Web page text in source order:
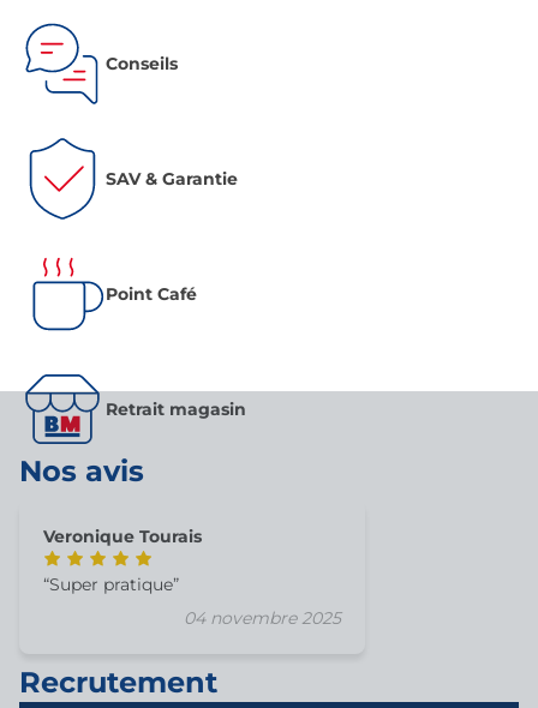
Conseils
SAV & Garantie
Point Café
Retrait magasin
Nos avis
Veronique Tourais
04 novembre 2025
Super pratique
Recrutement